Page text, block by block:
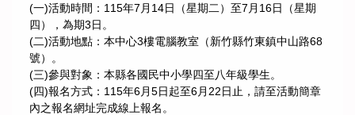
(一)活動時間：115年7月14日（星期二）至7月16日（星期
四），為期3日。
(二)活動地點：本中心3樓電腦教室（新竹縣竹東鎮中山路68
號）。
(三)參與對象：本縣各國民中小學四至八年級學生。
(四)報名方式：115年6月5日起至6月22日止，請至活動簡章
內之報名網址完成線上報名。